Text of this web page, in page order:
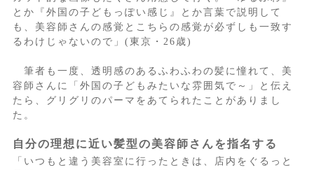
とか『外国の子どもっぽい感じ』とか言葉で説明して
も、美容師さんの感覚とこちらの感覚が必ずしも一致す
るわけじゃないので」(東京・26歳)
筆者も一度、透明感のあるふわふわの髪に憧れて、美
容師さんに「外国の子どもみたいな雰囲気で～」と伝え
たら、グリグリのパーマをあてられたことがありまし
た。
自分の理想に近い髪型の美容師さんを指名する
「いつもと違う美容室に行ったときは、店内をぐるっと